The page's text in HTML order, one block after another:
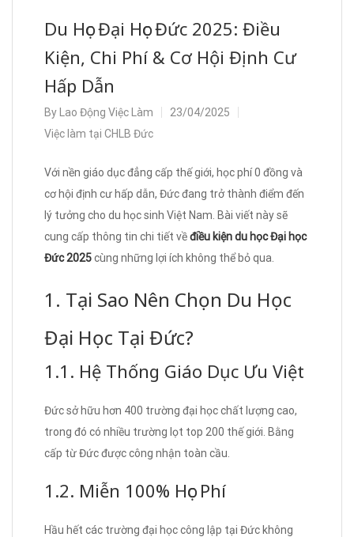
Du Học Đại Học Đức 2025: Điều
Kiện, Chi Phí & Cơ Hội Định Cư
Hấp Dẫn
By Lao Động Việc Làm
23/04/2025
Việc làm tại CHLB Đức
Với nền giáo dục đẳng cấp thế giới, học phí 0 đồng và
cơ hội định cư hấp dẫn, Đức đang trở thành điểm đến
lý tưởng cho du học sinh Việt Nam. Bài viết này sẽ
cung cấp thông tin chi tiết vềđiều kiện du học Đại học
Đức 2025cùng những lợi ích không thể bỏ qua.
1. Tại Sao Nên Chọn Du Học
Đại Học Tại Đức?
1.1. Hệ Thống Giáo Dục Ưu Việt
Đức sở hữu hơn 400 trường đại học chất lượng cao,
trong đó có nhiều trường lọt top 200 thế giới. Bằng
cấp từ Đức được công nhận toàn cầu.
1.2. Miễn 100% Học Phí
Hầu hết các trường đại học công lập tại Đức không